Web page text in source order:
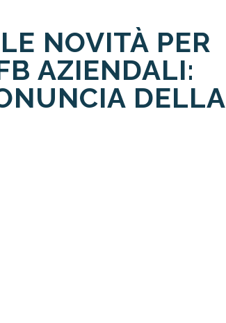
NOVITÀ PER
AZIENDALI:
DELLA